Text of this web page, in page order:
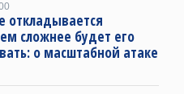
откладывается
сложнее будет его
о масштабной атаке